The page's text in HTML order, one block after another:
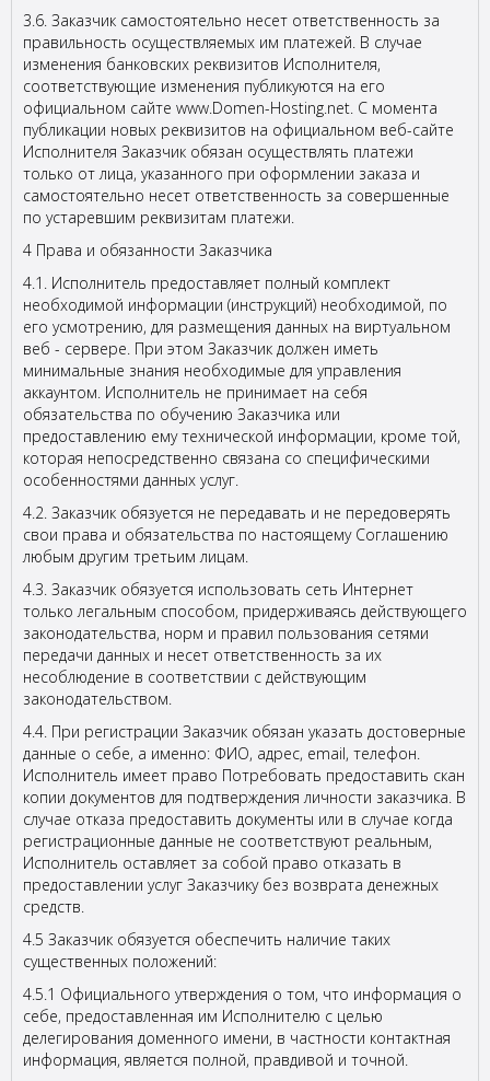
3.6. Заказчик самостоятельно несет ответственность за
правильность осуществляемых им платежей. В случае
изменения банковских реквизитов Исполнителя,
соответствующие изменения публикуются на его
официальном сайте www.Domen-Hosting.net. С момента
публикации новых реквизитов на официальном веб-сайте
Исполнителя Заказчик обязан осуществлять платежи
только от лица, указанного при оформлении заказа и
самостоятельно несет ответственность за совершенные
по устаревшим реквизитам платежи.
4 Права и обязанности Заказчика
4.1. Исполнитель предоставляет полный комплект
необходимой информации (инструкций) необходимой, по
его усмотрению, для размещения данных на виртуальном
веб - сервере. При этом Заказчик должен иметь
минимальные знания необходимые для управления
аккаунтом. Исполнитель не принимает на себя
обязательства по обучению Заказчика или
предоставлению ему технической информации, кроме той,
которая непосредственно связана со специфическими
особенностями данных услуг.
4.2. Заказчик обязуется не передавать и не передоверять
свои права и обязательства по настоящему Соглашению
любым другим третьим лицам.
4.3. Заказчик обязуется использовать сеть Интернет
только легальным способом, придерживаясь действующего
законодательства, норм и правил пользования сетями
передачи данных и несет ответственность за их
несоблюдение в соответствии с действующим
законодательством.
4.4. При регистрации Заказчик обязан указать достоверные
данные о себе, а именно: ФИО, адрес, email, телефон.
Исполнитель имеет право Потребовать предоставить скан
копии документов для подтверждения личности заказчика. В
случае отказа предоставить документы или в случае когда
регистрационные данные не соответствуют реальным,
Исполнитель оставляет за собой право отказать в
предоставлении услуг Заказчику без возврата денежных
средств.
4.5 Заказчик обязуется обеспечить наличие таких
существенных положений:
4.5.1 Официального утверждения о том, что информация о
себе, предоставленная им Исполнителю с целью
делегирования доменного имени, в частности контактная
информация, является полной, правдивой и точной.